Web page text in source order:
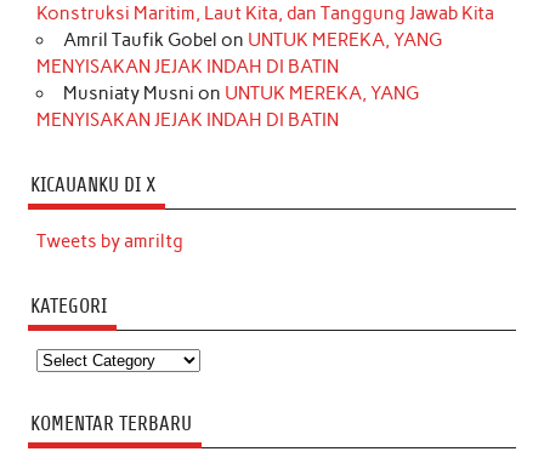
Konstruksi Maritim, Laut Kita, dan Tanggung Jawab Kita
Amril Taufik Gobel on UNTUK MEREKA, YANG
MENYISAKAN JEJAK INDAH DI BATIN
Musniaty Musni on UNTUK MEREKA, YANG
MENYISAKAN JEJAK INDAH DI BATIN
KICAUANKU DI X
Tweets by amriltg
KATEGORI
Kategori
KOMENTAR TERBARU